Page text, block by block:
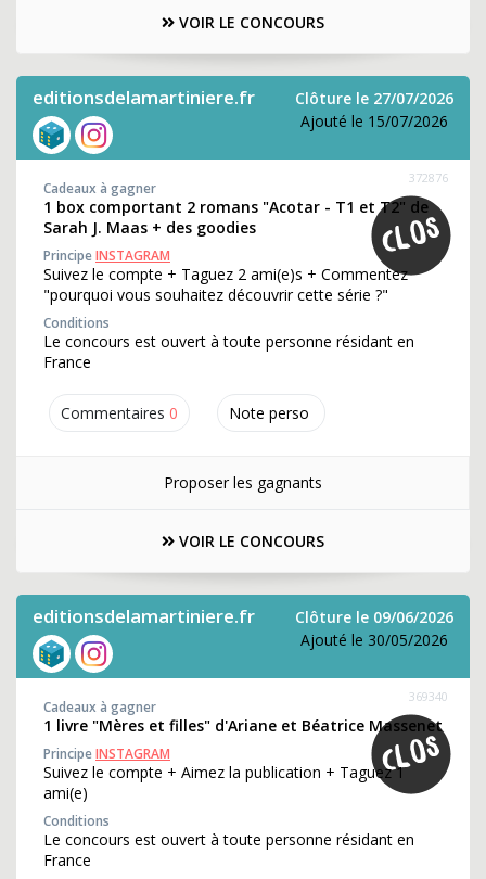
VOIR LE CONCOURS
editionsdelamartiniere.fr
Clôture le 27/07/2026
Ajouté le 15/07/2026
Commentaires 0 Note perso
372876
Cadeaux à gagner
1 box comportant 2 romans "Acotar - T1 et T2" de
Sarah J. Maas + des goodies
PrincipeINSTAGRAM
Suivez le compte + Taguez 2 ami(e)s + Commentez
"pourquoi vous souhaitez découvrir cette série ?"
Conditions
Le concours est ouvert à toute personne résidant en
France
Proposer les gagnants
VOIR LE CONCOURS
editionsdelamartiniere.fr
Clôture le 09/06/2026
Ajouté le 30/05/2026
369340
Cadeaux à gagner
1 livre "Mères et filles" d'Ariane et Béatrice Massenet
PrincipeINSTAGRAM
Suivez le compte + Aimez la publication + Taguez 1
ami(e)
Conditions
Le concours est ouvert à toute personne résidant en
France